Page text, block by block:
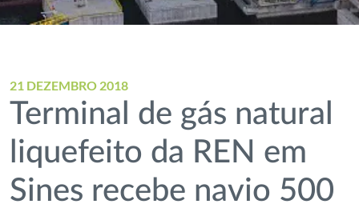
21 DEZEMBRO 2018
Terminal de gás natural
liquefeito da REN em
Sines recebe navio 500